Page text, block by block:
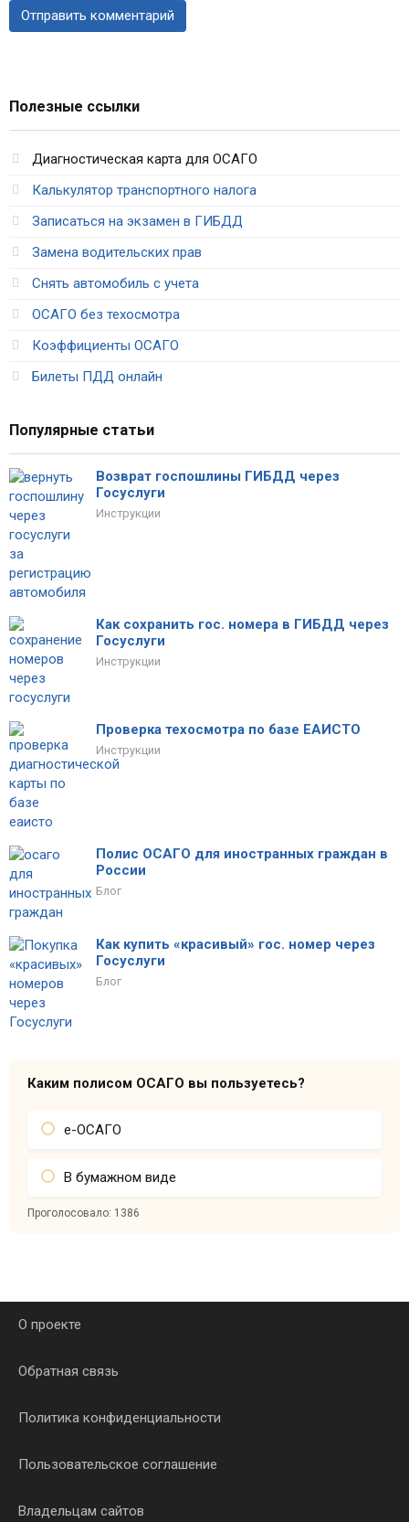
Полезные ссылки
Диагностическая карта для ОСАГО
Калькулятор транспортного налога
Записаться на экзамен в ГИБДД
Замена водительских прав
Снять автомобиль с учета
ОСАГО без техосмотра
Коэффициенты ОСАГО
Билеты ПДД онлайн
Популярные статьи
Возврат госпошлины ГИБДД через
Госуслуги
Инструкции
Как сохранить гос. номера в ГИБДД через
Госуслуги
Инструкции
Проверка техосмотра по базе ЕАИСТО
Инструкции
Полис ОСАГО для иностранных граждан в
России
Блог
Как купить «красивый» гос. номер через
Госуслуги
Блог
Каким полисом ОСАГО вы пользуетесь?
е-ОСАГО
В бумажном виде
Проголосовало: 1386
О проекте
Обратная связь
Политика конфиденциальности
Пользовательское соглашение
Владельцам сайтов